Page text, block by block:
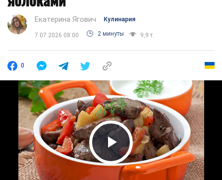
Екатерина Ягович Кулинария
7.07.2026 08:00 2 минуты 9,9 т.
0
Play Video